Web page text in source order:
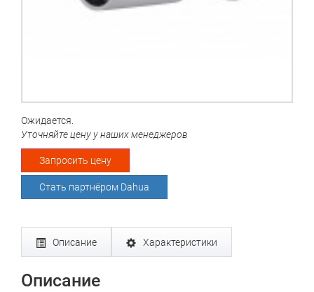
Ожидается.
Уточняйте цену у наших менеджеров
Запросить цену
Стать партнёром Dahua
Описание Характеристики
Описание